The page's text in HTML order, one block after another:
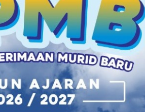
mempersiapkan peserta
Salah satu langkah